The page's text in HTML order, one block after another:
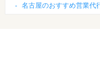
-
名古屋のおすすめ営業代